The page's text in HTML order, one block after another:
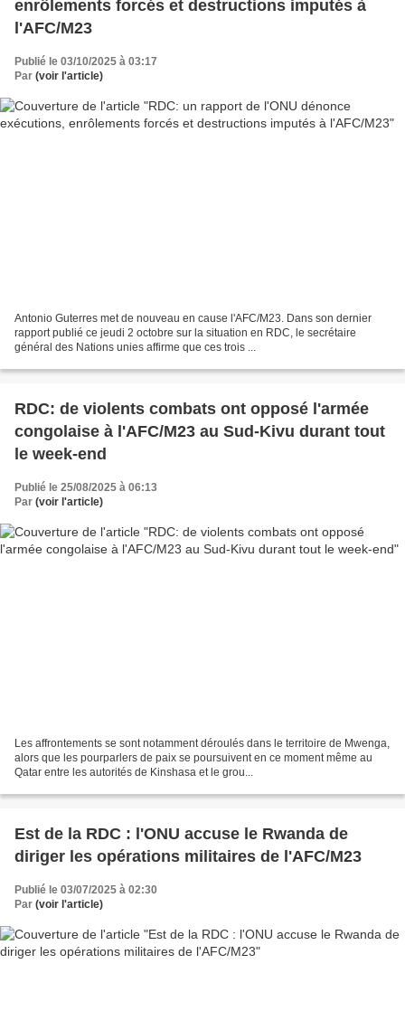
enrôlements forcés et destructions imputés à
l'AFC/M23
Publié le 03/10/2025 à 03:17
Par (voir l'article)
Antonio Guterres met de nouveau en cause l'AFC/M23. Dans son dernier
rapport publié ce jeudi 2 octobre sur la situation en RDC, le secrétaire
général des Nations unies affirme que ces trois ...
RDC: de violents combats ont opposé l'armée
congolaise à l'AFC/M23 au Sud-Kivu durant tout
le week-end
Publié le 25/08/2025 à 06:13
Par (voir l'article)
Les affrontements se sont notamment déroulés dans le territoire de Mwenga,
alors que les pourparlers de paix se poursuivent en ce moment même au
Qatar entre les autorités de Kinshasa et le grou...
Est de la RDC : l'ONU accuse le Rwanda de
diriger les opérations militaires de l'AFC/M23
Publié le 03/07/2025 à 02:30
Par (voir l'article)